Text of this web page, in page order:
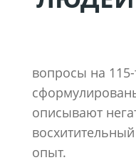
вопросы на
описывают
опыт.